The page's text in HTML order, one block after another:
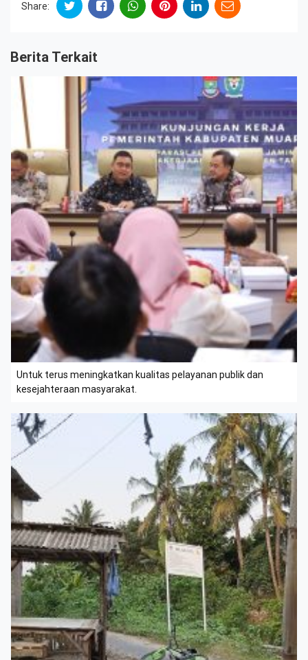
Share:
Berita Terkait
Untuk terus meningkatkan kualitas pelayanan publik dan
kesejahteraan masyarakat.